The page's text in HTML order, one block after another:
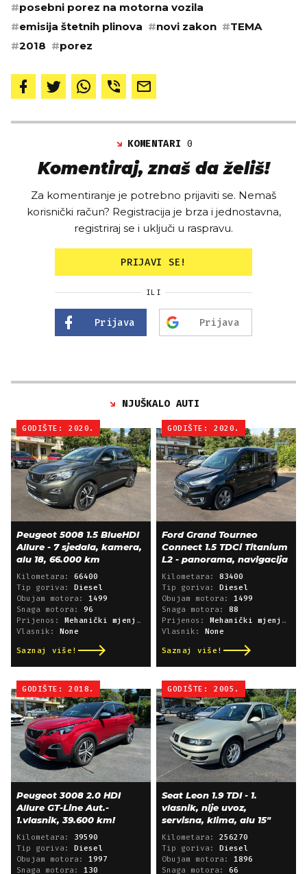
#posebni porez na motorna vozila
#emisija štetnih plinova #novi zakon #TEMA
#2018 #porez
KOMENTARI0
Komentiraj, znaš da želiš!
Za komentiranje je potrebno prijaviti se. Nemaš
korisnički račun? Registracija je brza i jednostavna,
registriraj se i uključi u raspravu.
PRIJAVI SE!
ILI
Prijava Prijava
NJUŠKALO AUTI
GODIŠTE: 2020.
Peugeot 5008 1.5 BlueHDI
Allure - 7 sjedala, kamera,
alu 18, 66.000 km
Kilometara: 66400
Tip goriva:
Diesel
Obujam motora: 1499
Snaga motora: 96
Prijenos:
Mehanički mjenjač
Vlasnik:
None
Saznaj više!
GODIŠTE: 2020.
Ford Grand Tourneo
Connect 1.5 TDCi Titanium
L2 - panorama, navigacija
Kilometara: 83400
Tip goriva:
Diesel
Obujam motora: 1499
Snaga motora: 88
Prijenos:
Mehanički mjenjač
Vlasnik:
None
Saznaj više!
GODIŠTE: 2018.
Peugeot 3008 2.0 HDI
Allure GT-Line Aut.-
1.vlasnik, 39.600 km!
Kilometara: 39590
Tip goriva:
Diesel
Obujam motora: 1997
Snaga motora: 130
GODIŠTE: 2005.
Seat Leon 1.9 TDI - 1.
vlasnik, nije uvoz,
servisna, klima, alu 15"
Kilometara: 256270
Tip goriva:
Diesel
Obujam motora: 1896
Snaga motora: 66